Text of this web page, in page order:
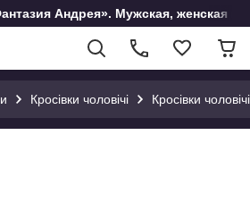
Андрея». Мужская, женская и
Кросівки чоловічі Кросівки